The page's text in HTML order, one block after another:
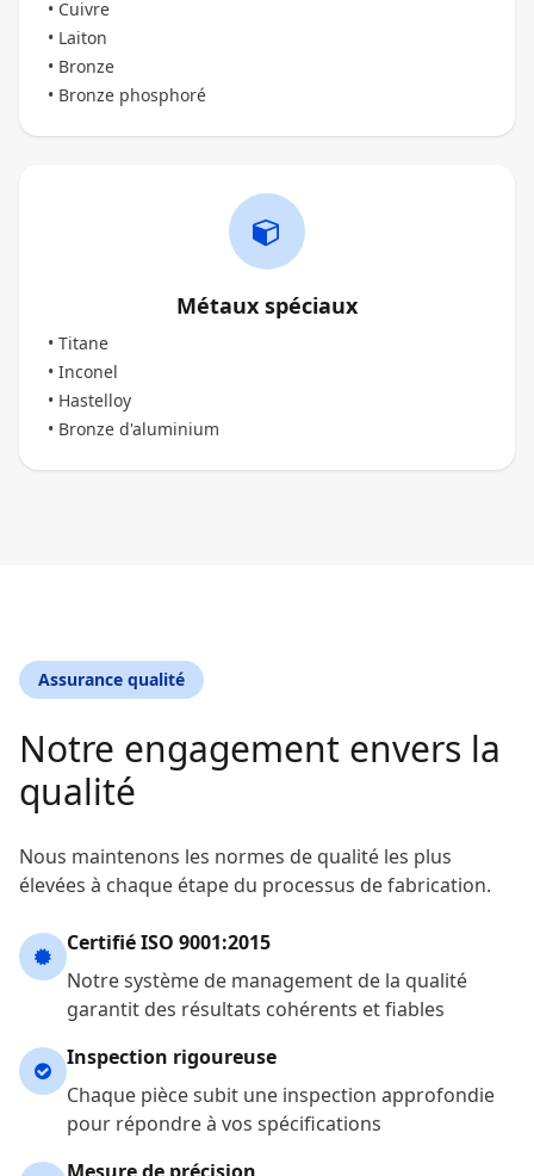
• Cuivre
• Laiton
• Bronze
• Bronze phosphoré
Métaux spéciaux
• Titane
• Inconel
• Hastelloy
• Bronze d'aluminium
Assurance qualité
Notre engagement envers la
qualité
Nous maintenons les normes de qualité les plus
élevées à chaque étape du processus de fabrication.
Certifié ISO 9001:2015
Notre système de management de la qualité
garantit des résultats cohérents et fiables
Inspection rigoureuse
Chaque pièce subit une inspection approfondie
pour répondre à vos spécifications